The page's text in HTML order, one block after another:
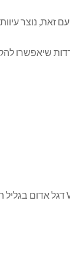
זאת, נוצר
שיאפשרו